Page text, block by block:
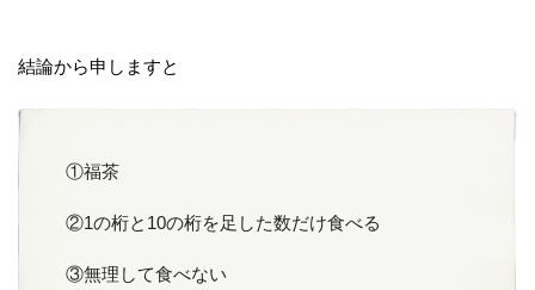
結論から申しますと
①福茶
②1の桁と10の桁を足した数だけ食べる
③無理して食べない